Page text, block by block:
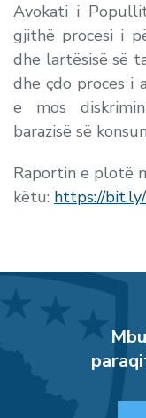
Avokati i
gjithë procesi i
dhe lartësisë së
dhe çdo proces i
e mos
barazisë së
Raportin e plotë
këtu: https://